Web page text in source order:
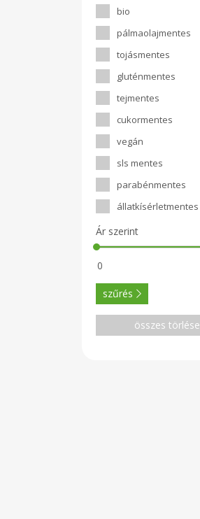
bio
pálmaolajmentes
tojásmentes
gluténmentes
tejmentes
cukormentes
vegán
sls mentes
parabénmentes
állatkísérletmentes
Ár szerint
szűrés
összes törlése